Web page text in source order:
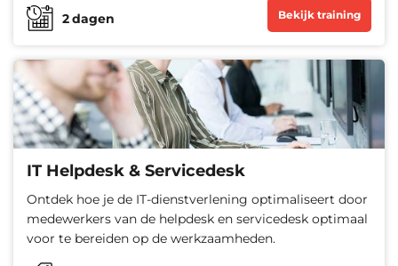
2dagen Bekijk training
IT Helpdesk & Servicedesk
Ontdek hoe je de IT-dienstverlening optimaliseert door
medewerkers van de helpdesk en servicedesk optimaal
voor te bereiden op de werkzaamheden.